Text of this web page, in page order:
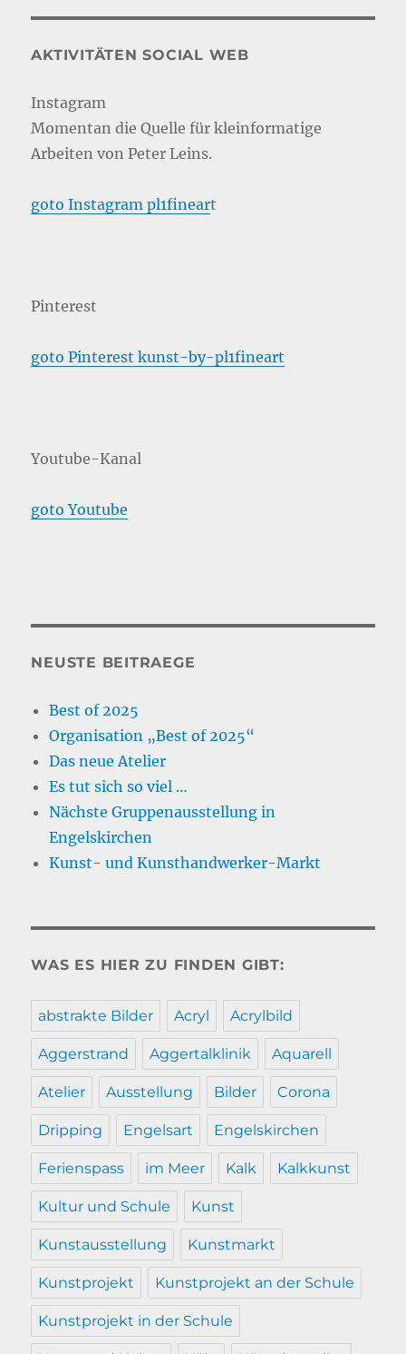
AKTIVITÄTEN SOCIAL WEB
Instagram
Momentan die Quelle für kleinformatige
Arbeiten von Peter Leins.
goto Instagram pl1fineart
Pinterest
goto Pinterest kunst-by-pl1fineart
Youtube-Kanal
goto Youtube
NEUSTE BEITRAEGE
Best of 2025
Organisation „Best of 2025“
Das neue Atelier
Es tut sich so viel …
Nächste Gruppenausstellung in
Engelskirchen
Kunst- und Kunsthandwerker-Markt
WAS ES HIER ZU FINDEN GIBT:
abstrakte Bilder Acryl Acrylbild
Aggerstrand Aggertalklinik Aquarell
Atelier Ausstellung Bilder Corona
Dripping Engelsart Engelskirchen
Ferienspass im Meer Kalk Kalkkunst
Kultur und Schule Kunst
Kunstausstellung Kunstmarkt
Kunstprojekt Kunstprojekt an der Schule
Kunstprojekt in der Schule